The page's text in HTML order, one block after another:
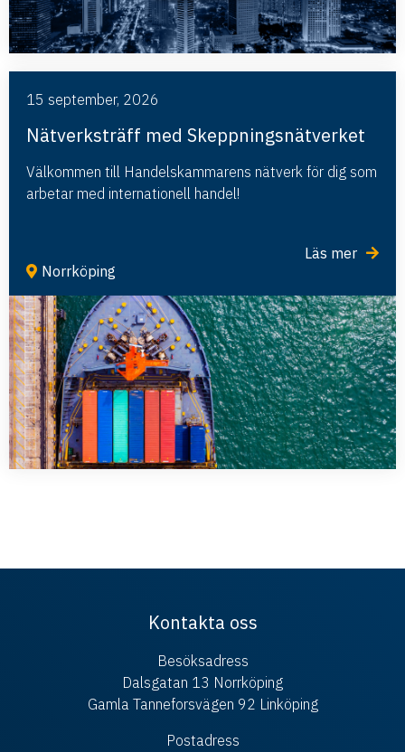
15 september, 2026
Nätverksträff med Skeppningsnätverket
Välkommen till Handelskammarens nätverk för dig som
arbetar med internationell handel!
Norrköping
Läs mer
Kontakta oss
Besöksadress
Dalsgatan 13 Norrköping
Gamla Tanneforsvägen 92 Linköping
Postadress